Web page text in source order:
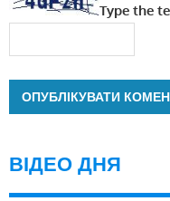
Type the
ВІДЕО ДНЯ